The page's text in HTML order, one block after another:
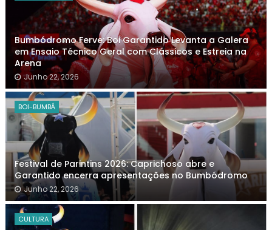
Bumbódromo Ferve: Boi Garantido Levanta a Galera
em Ensaio Técnico Geral com Clássicos e Estreia na
Arena
Junho 22, 2026
BOI-BUMBÁ
Festival de Parintins 2026: Caprichoso abre e
Garantido encerra apresentações no Bumbódromo
Junho 22, 2026
CULTURA